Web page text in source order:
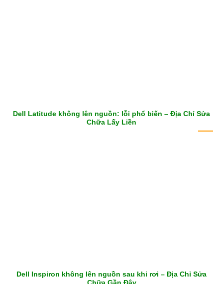
Dell Latitude không lên nguồn: lỗi phổ biến – Địa Chỉ Sửa
Chữa Lấy Liền
Dell Inspiron không lên nguồn sau khi rơi – Địa Chỉ Sửa